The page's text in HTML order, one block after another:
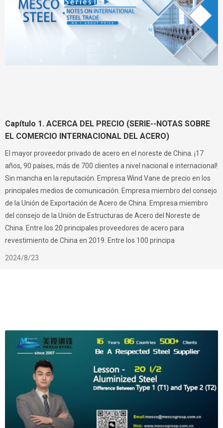
Capítulo 1. ACERCA DEL PRECIO (SERIE--NOTAS SOBRE
EL COMERCIO INTERNACIONAL DEL ACERO)
El mayor proveedor privado de acero en el noreste de China. ¡17
años, 90 países, más de 700 clientes a nivel nacional e internacional!
Sin mancha en la reputación. Empresa Wind Vane de precio en los
principales medios de comunicación. Empresa miembro del consejo
de la Unión de Exportación de Acero de China. Empresa miembro
del consejo de la Unión de Estructuras de Acero del Noreste de
China. Entre los 20 principales proveedores de acero para
revestimiento de China en 2019. Entre los 100 principa
2024/8/23